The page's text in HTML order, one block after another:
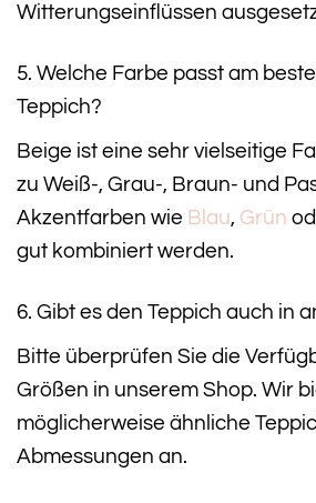
Witterungseinflüssen
5. Welche Farbe passt am
Teppich?
Beige ist eine sehr vielseitige
zu Weiß-, Grau-, Braun- und
Akzentfarben wie Blau, Grün
gut kombiniert werden.
6. Gibt es den Teppich auch in
Bitte überprüfen Sie die
Größen in unserem Shop. Wir
möglicherweise ähnliche
Abmessungen an.